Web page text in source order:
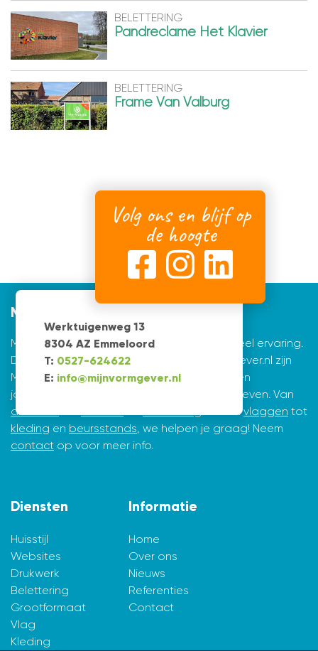
BELETTERING
Pandreclame Het Klavier
BELETTERING
Frame Van Valburg
Werktuigenweg 13
8304 AZ Emmeloord
T: 0527-624622
E: info@mijnvormgever.nl
Volg ons en blijf op
de hoogte
Mijnvormgever
Mijnvormgever.nl: een grafisch bedrijf met veel ervaring.
De creatieve ontwerpers achter Mijnvormgever.nl zijn
Marius de Vries en Erik Tijsma. Beiden hebben
jarenlange ervaring in ontwerpen en vormgeven. Van
drukwerk
en vanvlaggen tot
kleding en beursstands, we helpen je graag! Neem
contact op voor meer info.
Diensten
Huisstijl
Websites
Drukwerk
Belettering
Grootformaat
Vlag
Kleding
Informatie
Home
Over ons
Nieuws
Referenties
Contact